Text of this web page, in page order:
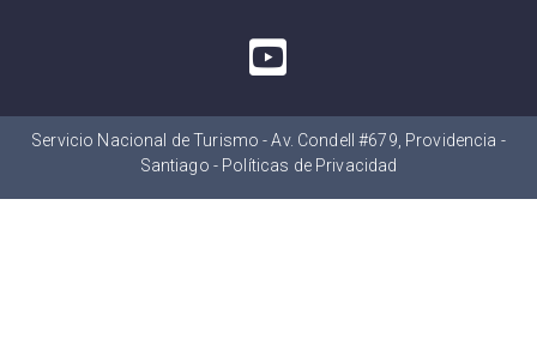
Servicio Nacional de Turismo - Av. Condell #679, Providencia -
Santiago - Políticas de Privacidad